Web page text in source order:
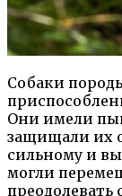
Собаки
Они имели
защищали их
сильному и
могли